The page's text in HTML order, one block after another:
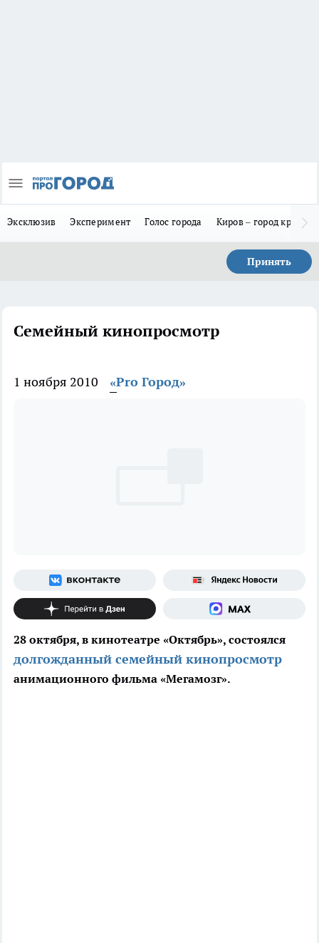
Эксклюзив Эксперимент Голос города Киров – город
Принять
Семейный кинопросмотр
1 ноября 2010 «Pro Город»
28 октября, в кинотеатре «Октябрь», состоялся
долгожданный семейный кинопросмотр
анимационного фильма «Мегамозг».